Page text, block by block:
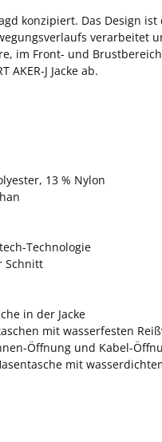
konzipiert. Das Design
verarbeitet
im Front- und
J Jacke ab.
13 % Nylon
Technologie
Schnitt
in der Jacke
mit wasserfesten
Öffnung und Kabel-
mit